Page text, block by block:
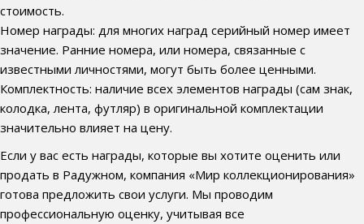
стоимость.
Номер награды: для многих наград серийный номер имеет
значение. Ранние номера, или номера, связанные с
известными личностями, могут быть более ценными.
Комплектность: наличие всех элементов награды (сам знак,
колодка, лента, футляр) в оригинальной комплектации
значительно влияет на цену.
Если у вас есть награды, которые вы хотите оценить или
продать в Радужном, компания «Мир коллекционирования»
готова предложить свои услуги. Мы проводим
профессиональную оценку, учитывая все